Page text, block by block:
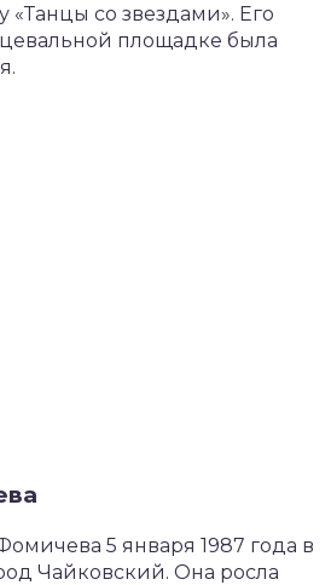
со звездами». Его
площадке была
5 января 1987 года в
Чайковский. Она росла